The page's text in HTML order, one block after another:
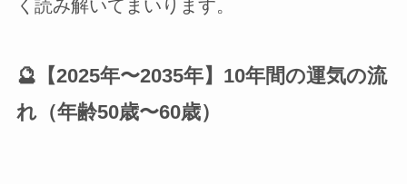
く読み解いてまいります。
🔮【2025年〜2035年】10年間の運気の流
れ（年齢50歳〜60歳）